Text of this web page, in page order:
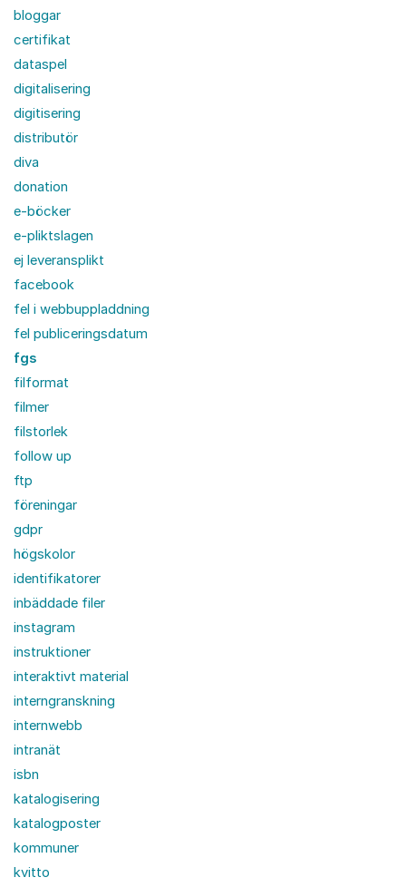
bloggar
certifikat
dataspel
digitalisering
digitisering
distributör
diva
donation
e-böcker
e-pliktslagen
ej leveransplikt
facebook
fel i webbuppladdning
fel publiceringsdatum
fgs
filformat
filmer
filstorlek
follow up
ftp
föreningar
gdpr
högskolor
identifikatorer
inbäddade filer
instagram
instruktioner
interaktivt material
interngranskning
internwebb
intranät
isbn
katalogisering
katalogposter
kommuner
kvitto